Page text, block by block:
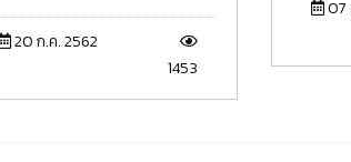
20 ก.ค. 2562
1453
07